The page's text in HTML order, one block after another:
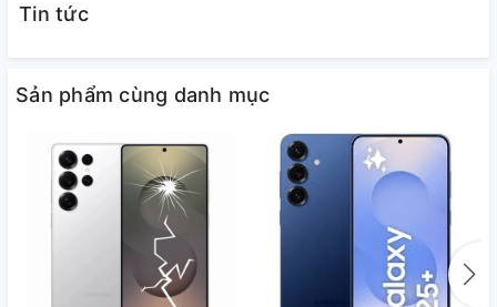
Tin tức
Sản phẩm cùng danh mục